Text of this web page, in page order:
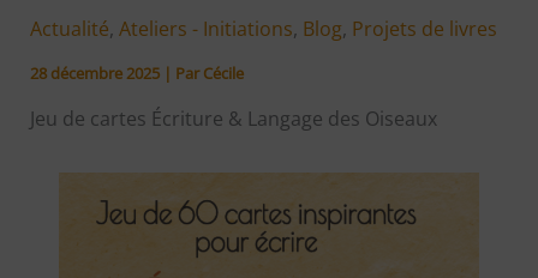
Actualité, Ateliers - Initiations, Blog, Projets de livres
28 décembre 2025 | ParCécile
Jeu de cartes Écriture & Langage des Oiseaux